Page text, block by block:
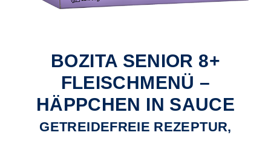
BOZITA SENIOR 8+
FLEISCHMENÜ –
HÄPPCHEN IN SAUCE
GETREIDEFREIE REZEPTUR,